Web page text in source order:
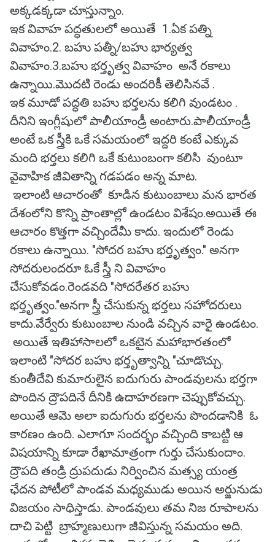
అక్కడక్కడా చూస్తున్నాం.
ఇక వివాహ పద్ధతులలో అయితే 1.ఏక పత్ని
వివాహం.2. బహు పత్నీ/బహు భార్యత్వ
వివాహం.3.బహు భర్తృత్వ వివాహం అనే రకాలు
ఉన్నాయి.మొదటి రెండు అందరికీ తెలిసినవే .
ఇక మూడో పద్ధతి బహు భర్తలను కలిగి వుండటం .
దీనిని ఇంగ్లీషులో పాలీయాండ్రీ అంటారు.పాలీయాండ్రీ
అంటే ఒక స్త్రీకి ఒకే సమయంలో ఇద్దరి కంటే ఎక్కువ
మంది భర్తలు కలిగి ఒకే కుటుంబంగా కలిసి వుంటూ
వైవాహిక జీవితాన్ని గడపడం అన్న మాట.
ఇలాంటి ఆచారంతో కూడిన కుటుంబాలు మన భారత
దేశంలోని కొన్ని ప్రాంతాల్లో ఉండటం విశేషం.అయితే ఈ
ఆచారం కొత్తగా వచ్చిందేమీ కాదు. ఇందులో రెండు
రకాలు ఉన్నాయి. "సోదర బహు భర్తృత్వం." అనగా
సోదరులందరూ ఓకే స్త్రీ ని వివాహం
చేసుకోవడం.రెండవది "సోదరేతర బహు
భర్తృత్వం."అనగా స్త్రీ చేసుకున్న భర్తలు సహోదరులు
కాదు.వేర్వేరు కుటుంబాల నుండి వచ్చిన వారై ఉండటం.
అయితే ఇతిహాసాలలో ఒకటైన మహాభారతంలో
ఇలాంటి "సోదర బహు భర్తృత్వాన్ని "చూడొచ్చు.
కుంతీదేవి కుమారులైన ఐదుగురు పాండవులను భర్తగా
పొందిన ద్రౌపదినే దీనికి ఉదాహరణగా చెప్పుకోవచ్చు.
అయితే ఆమె అలా ఐదుగురు భర్తలను పొందడానికి ఓ
కారణం ఉంది. ఎలాగూ సందర్భం వచ్చింది కాబట్టి ఆ
విషయాన్ని కూడా రేఖామాత్రంగా గుర్తు చేసుకుందాం.
ద్రౌపది తండ్రి ద్రుపదుడు నిర్వించిన మత్స్య యంత్ర
ఛేదన పోటీలో పాండవ మధ్యముడు అయిన అర్జునుడు
విజయం సాధిస్తాడు. పాండవులు తమ నిజ రూపాలను
దాచి పెట్టి బ్రాహ్మణులుగా జీవిస్తున్న సమయం అది.